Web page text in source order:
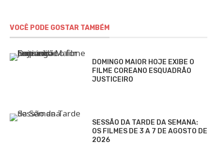
VOCÊ PODE GOSTAR TAMBÉM
DOMINGO MAIOR HOJE EXIBE O
FILME COREANO ESQUADRÃO
JUSTICEIRO
SESSÃO DA TARDE DA SEMANA:
OS FILMES DE 3 A 7 DE AGOSTO DE
2026